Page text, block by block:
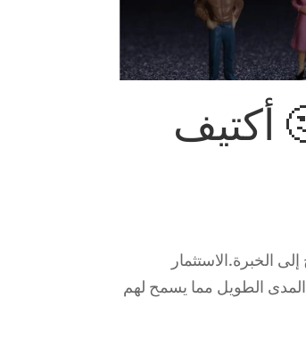
أكتيف
الخبرة.الاستثمار
الطويل مما يسمح لهم